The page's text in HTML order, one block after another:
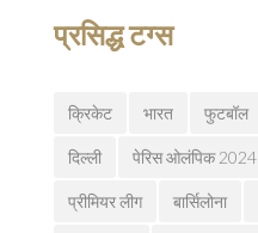
प्रसिद्ध टग्स
क्रिकेट भारत फुटबॉल
दिल्ली पेरिस ओलंपिक 2024
प्रीमियर लीग बार्सिलोना